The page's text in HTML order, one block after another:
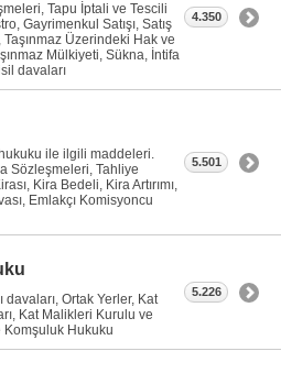
Tapu İptali ve Tescili
Gayrimenkul Satışı, Satış
Üzerindeki Hak ve
Mülkiyeti, Sükna, İntifa
davaları
4.350
ile ilgili maddeleri.
Sözleşmeleri, Tahliye
Kira Bedeli, Kira Artırımı,
Emlakçı Komisyoncu
5.501
davaları, Ortak Yerler, Kat
Kat Malikleri Kurulu ve
Komşuluk Hukuku
5.226